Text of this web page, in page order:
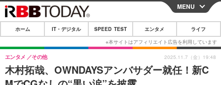
CLOSE
ホーム
IT・デジタル
IT・デジタルTOP スマートフォン
SPEED TEST
MENU
ホーム IT・デジタル SPEED TEST エンタメ ライフ
木村拓哉、OWNDAYSアンバサダー就任！新C
エンタメ その他 2025.11.7（金）19:48